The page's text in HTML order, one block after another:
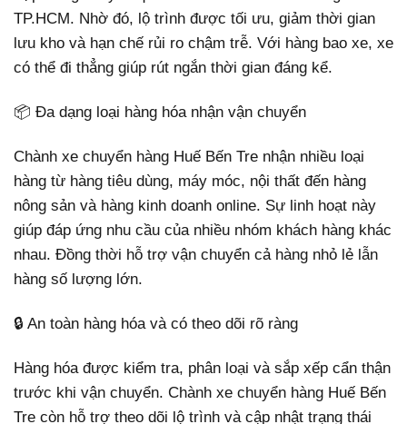
TP.HCM. Nhờ đó, lộ trình được tối ưu, giảm thời gian
lưu kho và hạn chế rủi ro chậm trễ. Với hàng bao xe, xe
có thể đi thẳng giúp rút ngắn thời gian đáng kể.
📦 Đa dạng loại hàng hóa nhận vận chuyển
Chành xe chuyển hàng Huế Bến Tre nhận nhiều loại
hàng từ hàng tiêu dùng, máy móc, nội thất đến hàng
nông sản và hàng kinh doanh online. Sự linh hoạt này
giúp đáp ứng nhu cầu của nhiều nhóm khách hàng khác
nhau. Đồng thời hỗ trợ vận chuyển cả hàng nhỏ lẻ lẫn
hàng số lượng lớn.
🔒 An toàn hàng hóa và có theo dõi rõ ràng
Hàng hóa được kiểm tra, phân loại và sắp xếp cẩn thận
trước khi vận chuyển. Chành xe chuyển hàng Huế Bến
Tre còn hỗ trợ theo dõi lộ trình và cập nhật trạng thái